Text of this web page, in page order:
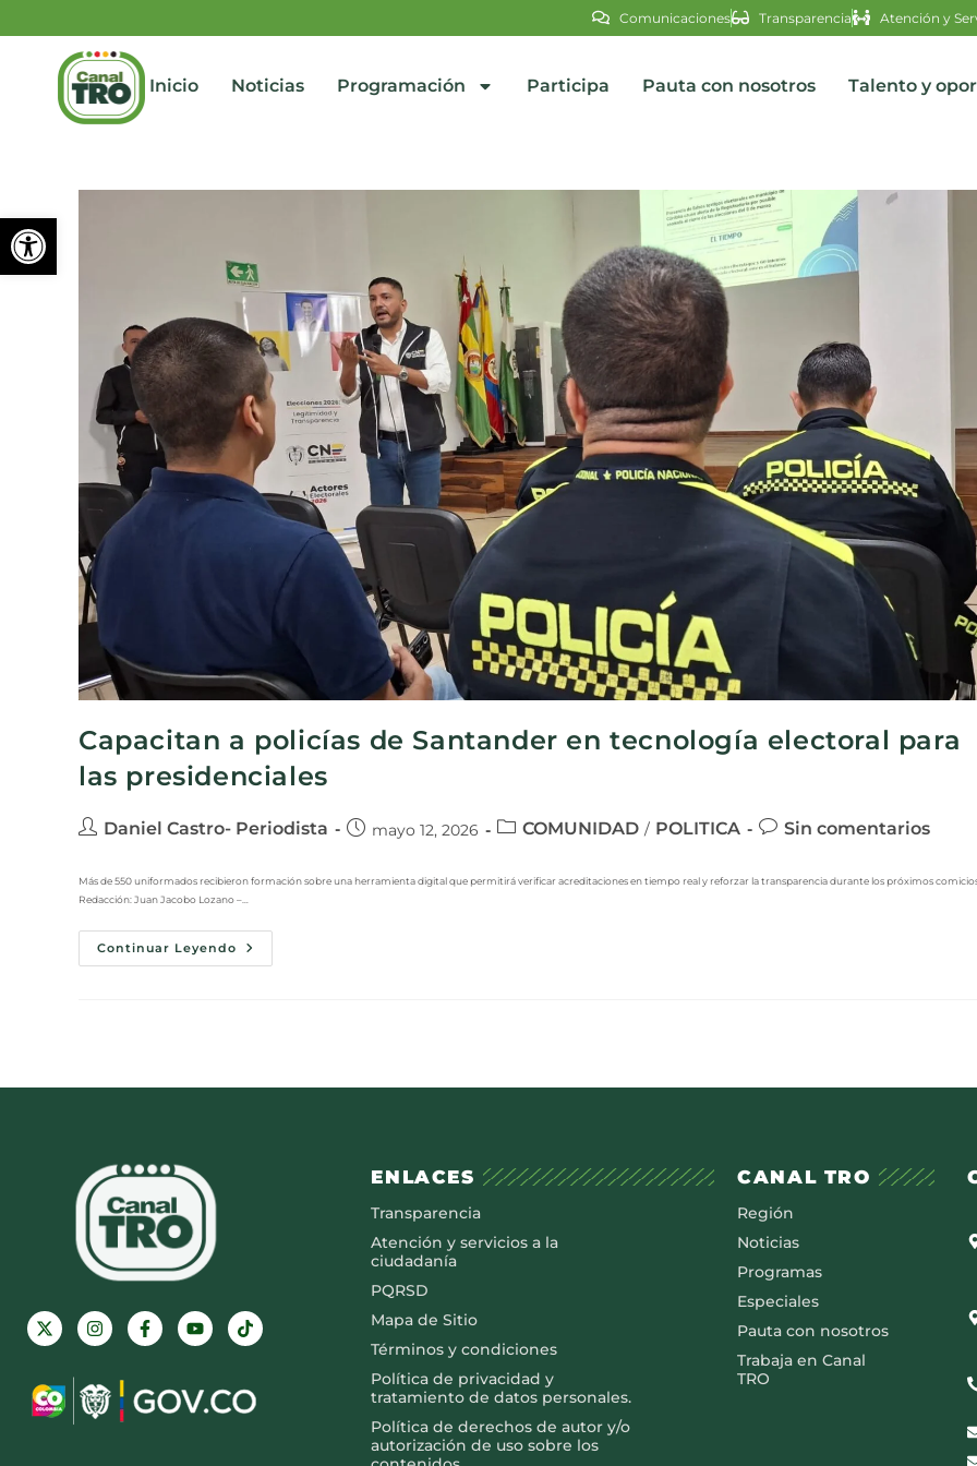
Abrir barra de herramientas
Comunicaciones Transparencia Atención y
Inicio Noticias Programación Participa Pauta con nosotros Talento y
Capacitan a policías de Santander en tecnología electoral para
las presidenciales
Daniel Castro- Periodista mayo 12, 2026 COMUNIDAD / POLITICA Sin comentarios
Más de 550 uniformados recibieron formación sobre una herramienta digital que permitirá verificar acreditaciones en tiempo real y reforzar la transparencia durante los próximos
Redacción: Juan Jacobo Lozano –…
Continuar Leyendo
ENLACES
Transparencia
Atención y servicios a la
ciudadanía
PQRSD
Mapa de Sitio
Términos y condiciones
Política de privacidad y
tratamiento de datos personales.
Política de derechos de autor y/o
autorización de uso sobre los
CANAL TRO
Región
Noticias
Programas
Especiales
Pauta con nosotros
Trabaja en Canal
TRO